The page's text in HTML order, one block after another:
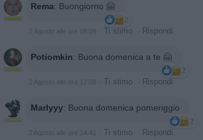
Rema: Buongiorno 🤗
2
2 Agosto alle ore 08:09 Ti stimo Rispondi
Potiomkin: Buona domenica a te 🤗
2
2 Agosto alle ore 12:08 Ti stimo Rispondi
Marlyyy: Buona domenica pomeriggio
2
2 Agosto alle ore 14:41 Ti stimo Rispondi